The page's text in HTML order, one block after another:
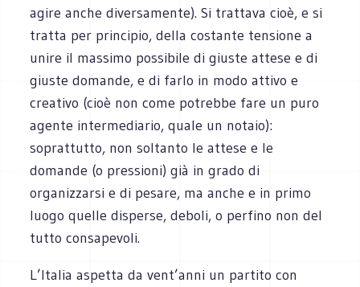
agire anche diversamente). Si trattava cioè, e si
tratta per principio, della costante tensione a
unire il massimo possibile di giuste attese e di
giuste domande, e di farlo in modo attivo e
creativo (cioè non come potrebbe fare un puro
agente intermediario, quale un notaio):
soprattutto, non soltanto le attese e le
domande (o pressioni) già in grado di
organizzarsi e di pesare, ma anche e in primo
luogo quelle disperse, deboli, o perfino non del
tutto consapevoli.
L’Italia aspetta da vent’anni un partito con